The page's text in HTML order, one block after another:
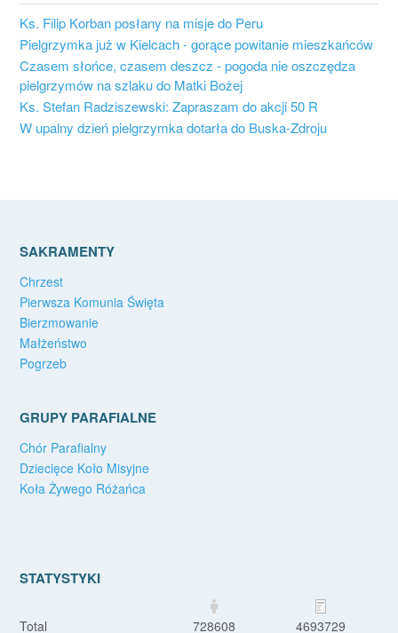
Ks. Filip Korban posłany na misje do Peru
Pielgrzymka już w Kielcach - gorące powitanie mieszkańców
Czasem słońce, czasem deszcz - pogoda nie oszczędza
pielgrzymów na szlaku do Matki Bożej
Ks. Stefan Radziszewski: Zapraszam do akcji 50 R
W upalny dzień pielgrzymka dotarła do Buska-Zdroju
SAKRAMENTY
Chrzest
Pierwsza Komunia Święta
Bierzmowanie
Małżeństwo
Pogrzeb
GRUPY PARAFIALNE
Chór Parafialny
Dziecięce Koło Misyjne
Koła Żywego Różańca
STATYSTYKI
Total 728608 4693729